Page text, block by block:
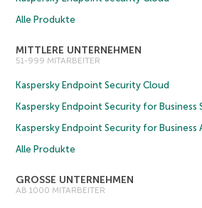
Alle Produkte
MITTLERE UNTERNEHMEN
51-999 MITARBEITER
Kaspersky Endpoint Security Cloud
Kaspersky Endpoint Security for Business
Kaspersky Endpoint Security for Business
Alle Produkte
GROSSE UNTERNEHMEN
AB 1000 MITARBEITER